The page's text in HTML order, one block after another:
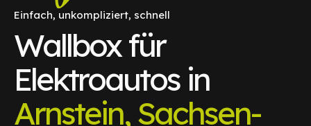
Einfach, unkompliziert, schnell
Wallbox für
Elektroautos in
Arnstein, Sachsen-